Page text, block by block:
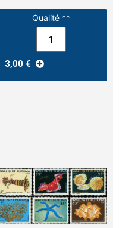
Qualité **
3,00 €